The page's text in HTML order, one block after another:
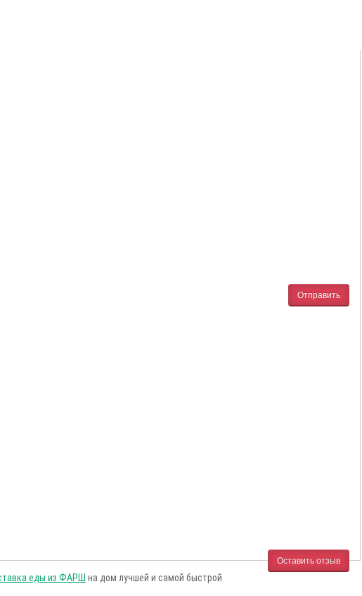
Отправить
Оставить отзыв
еды из ФАРШ на дом лучшей и самой быстрой